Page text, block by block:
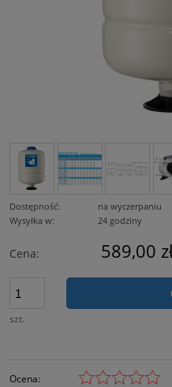
Dostępność:
na wyczerpaniu
Wysyłka w:
24 godziny
Cena: 589,00
szt.
Ocena: